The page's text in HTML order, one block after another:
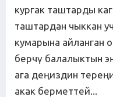
кургак таштарды
таштардан чыккан
кумарына айланган
берчү балалыктын
ага деңиздин
акак берметтей...